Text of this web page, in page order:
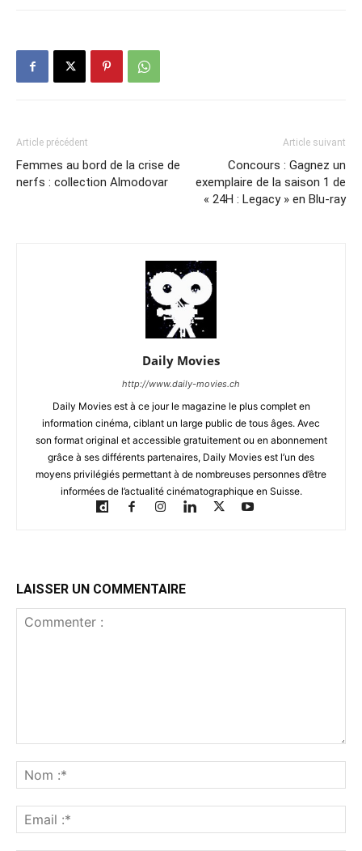
Article précédent
Femmes au bord de la crise de
nerfs : collection Almodovar
Article suivant
Concours : Gagnez un
exemplaire de la saison 1 de
« 24H : Legacy » en Blu-ray
Daily Movies
http://www.daily-movies.ch
Daily Movies est à ce jour le magazine le plus complet en
information cinéma, ciblant un large public de tous âges. Avec
son format original et accessible gratuitement ou en abonnement
grâce à ses différents partenaires, Daily Movies est l’un des
moyens privilégiés permettant à de nombreuses personnes d’être
informées de l’actualité cinématographique en Suisse.
LAISSER UN COMMENTAIRE